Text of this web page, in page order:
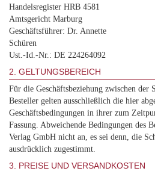
Handelsregister HRB 4581
Amtsgericht Marburg
Geschäftsführer: Dr. Annette
Schüren
Ust.-Id.-Nr.: DE 224264092
2. GELTUNGSBEREICH
Für die Geschäftsbeziehung zwischen der
Besteller gelten ausschließlich die hier
Geschäftsbedingungen in ihrer zum
Fassung. Abweichende Bedingungen des
Verlag GmbH nicht an, es sei denn, die
ausdrücklich zugestimmt.
3. PREISE UND VERSANDKOSTEN